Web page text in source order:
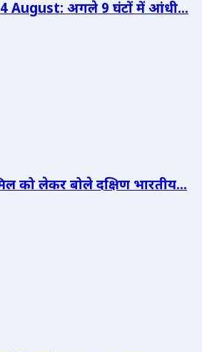
August: अगले 9 घंटों में आंधी...
को लेकर बोले दक्षिण भारतीय...